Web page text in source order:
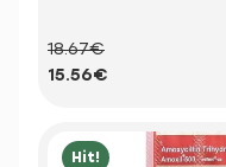
18.67€
15.56€
Hit!